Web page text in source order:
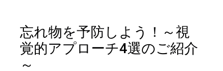
忘れ物を予防しよう！～視
覚的アプローチ4選のご紹介
～